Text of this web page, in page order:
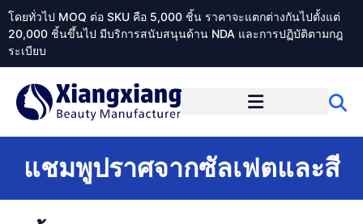
โดยทั่วไป MOQ ต่อ SKU คือ 5,000 ชิ้น ราคาจะแตกต่างกันไปตั้งแต่
20,000 ชิ้นขึ้นไป มีบริการสนับสนุนด้าน NDA และการปฏิบัติตามกฎ
ระเบียบ
แชมพูปราศจากซัลเฟตและสี